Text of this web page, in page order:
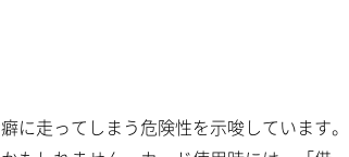
に走ってしまう危険性を示唆しています。